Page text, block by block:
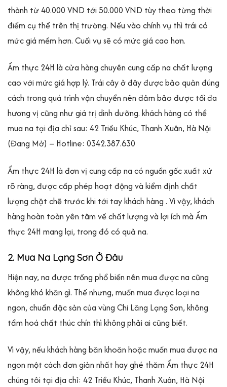
thành từ 40.000 VND tới 50.000 VND tùy theo từng thời
điểm cụ thể trên thị trường. Nếu vào chính vụ thì trái có
mức giá mềm hơn. Cuối vụ sẽ có mức giá cao hơn.
Ẩm thực 24H là cửa hàng chuyên cung cấp na chất lượng
cao với mức giá hợp lý. Trái cây ở đây được bảo quản đúng
cách trong quá trình vận chuyển nên đảm bảo được tối đa
hương vị cũng như giá trị dinh dưỡng. khách hàng có thể
mua na tại địa chỉ sau: 42 Triều Khúc, Thanh Xuân, Hà Nội
(Đang Mở) – Hotline: 0342.387.630
Ẩm thực 24H là đơn vị cung cấp na có nguồn gốc xuất xứ
rõ ràng, được cấp phép hoạt động và kiểm định chất
lượng chặt chẽ trước khi tới tay khách hàng . Vì vậy, khách
hàng hoàn toàn yên tâm về chất lượng và lợi ích mà Ẩm
thực 24H mang lại, trong đó có quả na.
2. Mua Na Lạng Sơn Ở Đâu
Hiện nay, na được trồng phổ biến nên mua được na cũng
không khó khăn gì. Thế nhưng, muốn mua được loại na
ngon, chuẩn đặc sản của vùng Chi Lăng Lạng Sơn, không
tẩm hoá chất thúc chín thì không phải ai cũng biết.
Vì vậy, nếu khách hàng băn khoăn hoặc muốn mua được na
ngon một cách đơn giản nhất hay ghé thăm Ẩm thực 24H
chúng tôi tại địa chỉ: 42 Triều Khúc, Thanh Xuân, Hà Nội